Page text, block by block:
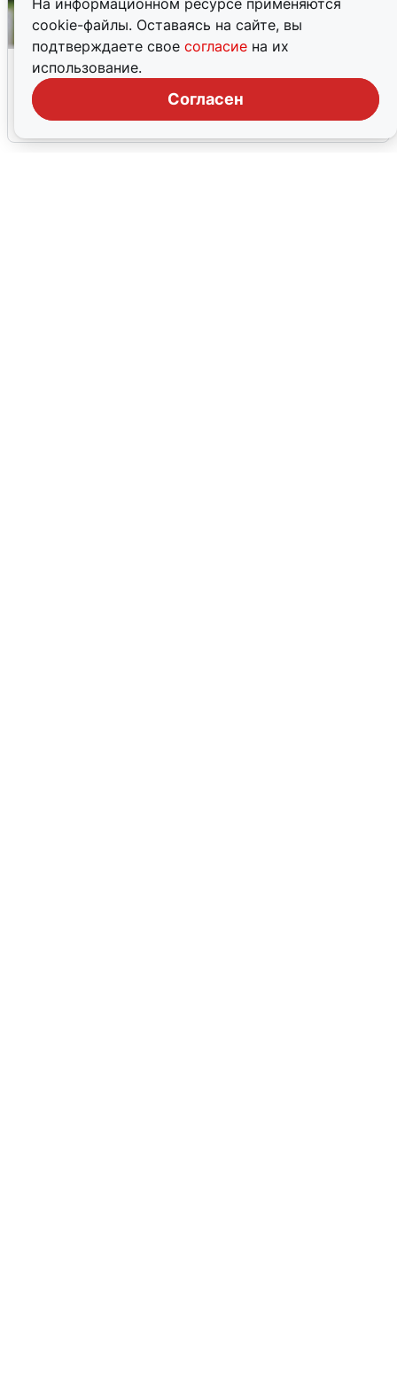
На информационном ресурсе применяются
cookie-файлы. Оставаясь на сайте, вы
подтверждаете свое согласие на их
использование.
Согласен
Волгоградцы остались без
мобильного интернета
6 августа 0